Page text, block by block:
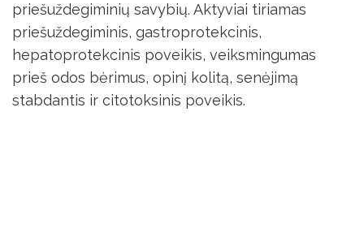
priešuždegiminių savybių. Aktyviai tiriamas
priešuždegiminis, gastroprotekcinis,
hepatoprotekcinis poveikis, veiksmingumas
prieš odos bėrimus, opinį kolitą, senėjimą
stabdantis ir citotoksinis poveikis.